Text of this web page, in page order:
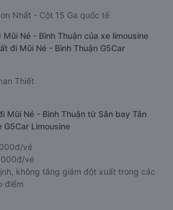
Nhất - Cột 15 Ga quốc tế
Né - Bình Thuận của xe limousine
đi Mũi Né - Bình Thuận G5Car
Thiết
Mũi Né - Bình Thuận từ Sân bay Tân
G5Car Limousine
vé
vé
không tăng giảm đột xuất trong các
điểm